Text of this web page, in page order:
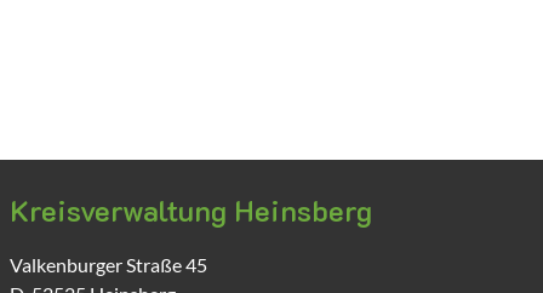
Kreisverwaltung Heinsberg
Valkenburger Straße45